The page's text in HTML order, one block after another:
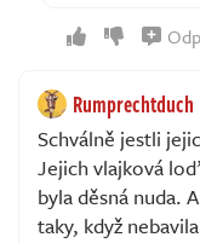
Rumprechtduch
Schválně jestli
Jejich vlajková
byla děsná nuda.
taky, když